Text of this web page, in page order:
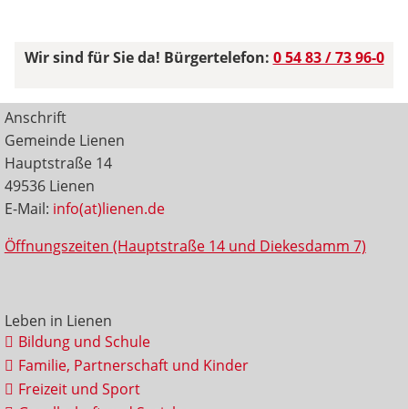
Wir sind für Sie da! Bürgertelefon: 0 54 83 / 73 96-0
Anschrift
Gemeinde Lienen
Hauptstraße 14
49536 Lienen
E-Mail: info(at)lienen.de
Öffnungszeiten (Hauptstraße 14 und Diekesdamm 7)
Leben in Lienen
Bildung und Schule
Familie, Partnerschaft und Kinder
Freizeit und Sport